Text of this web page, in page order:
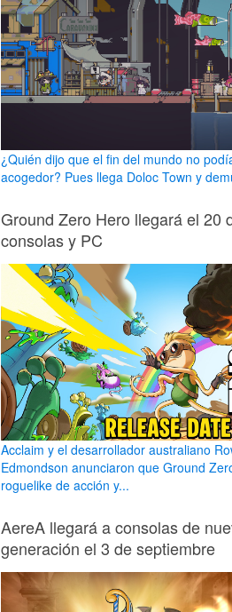
¿Quién dijo que el fin del mundo no
acogedor? Pues llega Doloc Town y
Ground Zero Hero llegará el 20
consolas y PC
Acclaim y el desarrollador australiano
Edmondson anunciaron que Ground
roguelike de acción y...
AereA llegará a consolas de
generación el 3 de septiembre